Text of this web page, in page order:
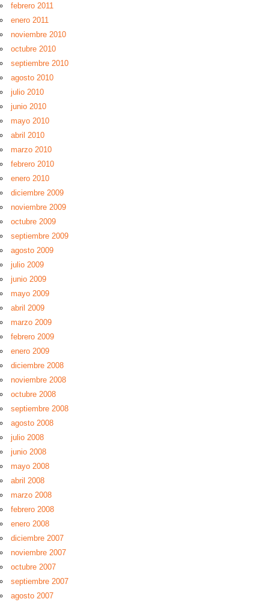
febrero 2011
enero 2011
noviembre 2010
octubre 2010
septiembre 2010
agosto 2010
julio 2010
junio 2010
mayo 2010
abril 2010
marzo 2010
febrero 2010
enero 2010
diciembre 2009
noviembre 2009
octubre 2009
septiembre 2009
agosto 2009
julio 2009
junio 2009
mayo 2009
abril 2009
marzo 2009
febrero 2009
enero 2009
diciembre 2008
noviembre 2008
octubre 2008
septiembre 2008
agosto 2008
julio 2008
junio 2008
mayo 2008
abril 2008
marzo 2008
febrero 2008
enero 2008
diciembre 2007
noviembre 2007
octubre 2007
septiembre 2007
agosto 2007